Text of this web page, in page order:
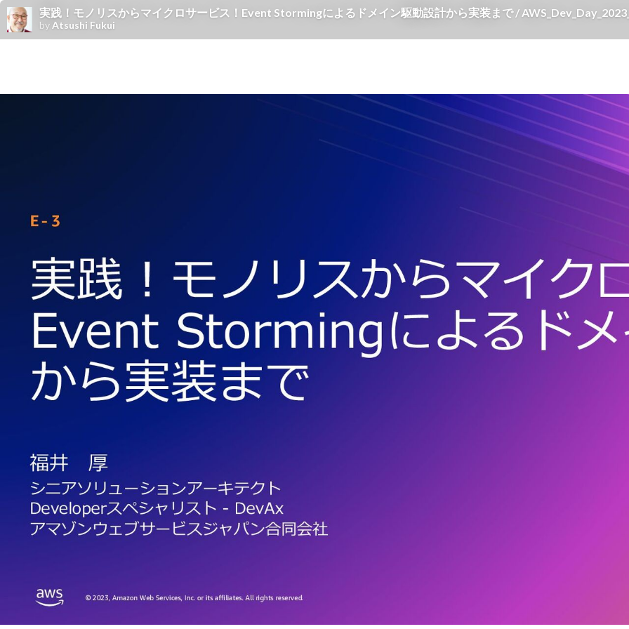
実践！モノリスからマイクロサービス！Event Stormingによるドメイン駆動設計から実装まで /
by Atsushi Fukui